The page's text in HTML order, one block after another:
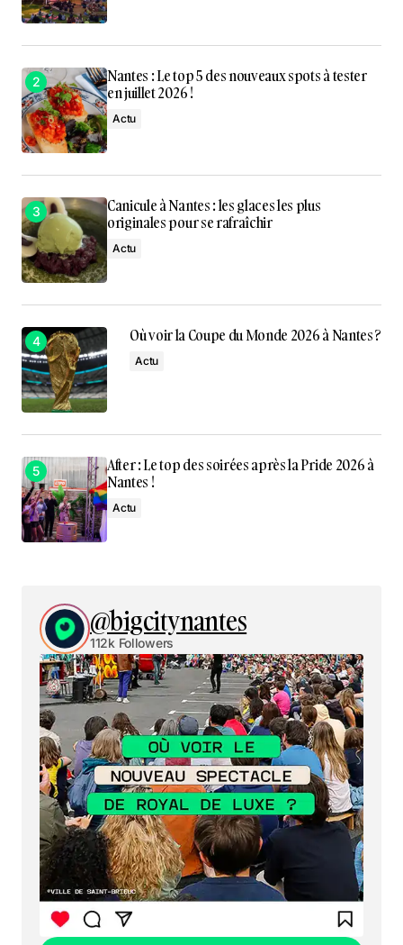
Nantes : Le top 5 des nouveaux spots à tester
en juillet 2026 !
Actu
Canicule à Nantes : les glaces les plus
originales pour se rafraîchir
Actu
Où voir la Coupe du Monde 2026 à Nantes ?
Actu
After : Le top des soirées après la Pride 2026 à
Nantes !
Actu
@bigcitynantes
112k Followers